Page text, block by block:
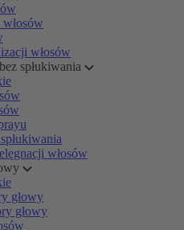
włosów
spłukiwania
włosów
głowy
głowy